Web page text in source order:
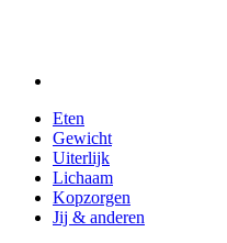
Eten
Gewicht
Uiterlijk
Lichaam
Kopzorgen
Jij & anderen